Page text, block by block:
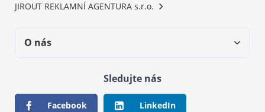
JIROUT REKLAMNÍ AGENTURA s.r.o.
O nás
Sledujte nás
Facebook LinkedIn